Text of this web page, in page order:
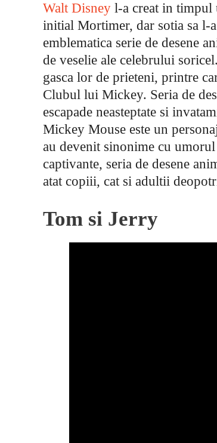
Walt Disney l-a creat in
initial Mortimer, dar sotia sa l-
emblematica serie de desene
de veselie ale celebrului
gasca lor de prieteni, printre
Clubul lui Mickey. Seria de
escapade neasteptate si
Mickey Mouse este un
au devenit sinonime cu
captivante, seria de desene
atat copiii, cat si adultii
Tom si Jerry